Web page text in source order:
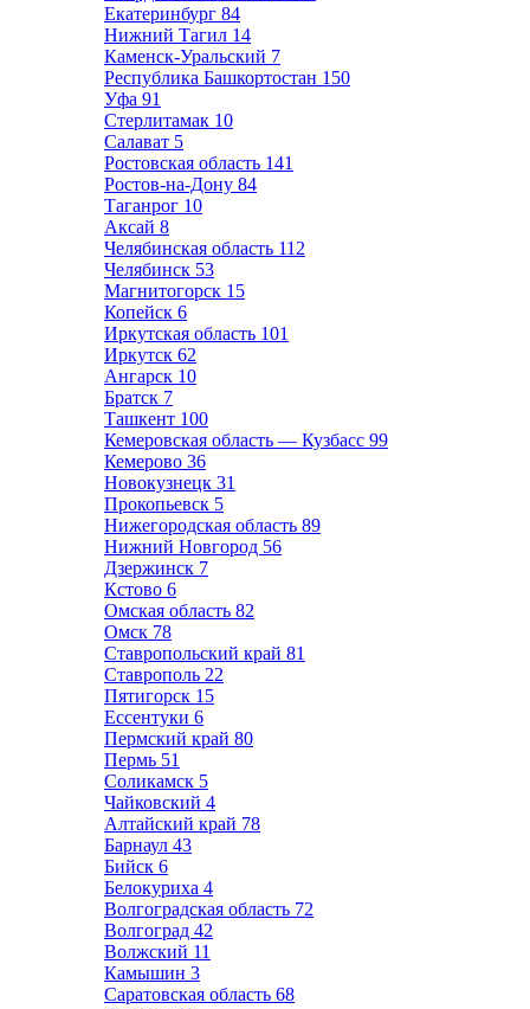
Екатеринбург 84
Нижний Тагил 14
Каменск-Уральский 7
Республика Башкортостан 150
Уфа 91
Стерлитамак 10
Салават 5
Ростовская область 141
Ростов-на-Дону 84
Таганрог 10
Аксай 8
Челябинская область 112
Челябинск 53
Магнитогорск 15
Копейск 6
Иркутская область 101
Иркутск 62
Ангарск 10
Братск 7
Ташкент 100
Кемеровская область — Кузбасс 99
Кемерово 36
Новокузнецк 31
Прокопьевск 5
Нижегородская область 89
Нижний Новгород 56
Дзержинск 7
Кстово 6
Омская область 82
Омск 78
Ставропольский край 81
Ставрополь 22
Пятигорск 15
Ессентуки 6
Пермский край 80
Пермь 51
Соликамск 5
Чайковский 4
Алтайский край 78
Барнаул 43
Бийск 6
Белокуриха 4
Волгоградская область 72
Волгоград 42
Волжский 11
Камышин 3
Саратовская область 68